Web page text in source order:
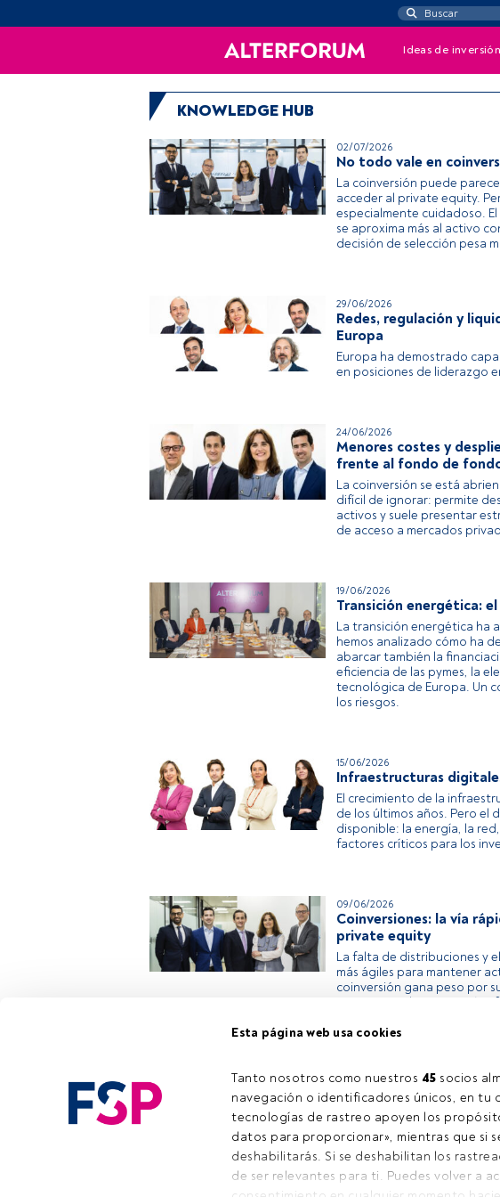
Esta página web usa cookies
Tanto nosotros como nuestros 45 socios
navegación o identificadores únicos, en tu
tecnologías de rastreo apoyen los
datos para proporcionar», mientras que si
deshabilitarás. Si se deshabilitan los
de ser relevantes para ti. Puedes volver a
Ideas de inversión
KNOWLEDGE HUB
02/07/2026
No todo vale en
La coinversión puede
acceder al private equity.
especialmente cuidadoso.
se aproxima más al activo
decisión de selección pesa
29/06/2026
Redes, regulación y
Europa
Europa ha demostrado
en posiciones de liderazgo
24/06/2026
Menores costes y
frente al fondo de
La coinversión se está
difícil de ignorar: permite
activos y suele presentar
de acceso a mercados
19/06/2026
Transición energética:
La transición energética ha
hemos analizado cómo ha
abarcar también la
eficiencia de las pymes, la
tecnológica de Europa. Un
los riesgos.
15/06/2026
Infraestructuras
El crecimiento de la
de los últimos años. Pero
disponible: la energía, la
factores críticos para los
09/06/2026
Coinversiones: la vía
private equity
La falta de distribuciones y
más ágiles para mantener
coinversión gana peso por
estructuras de costes más
Email contacto